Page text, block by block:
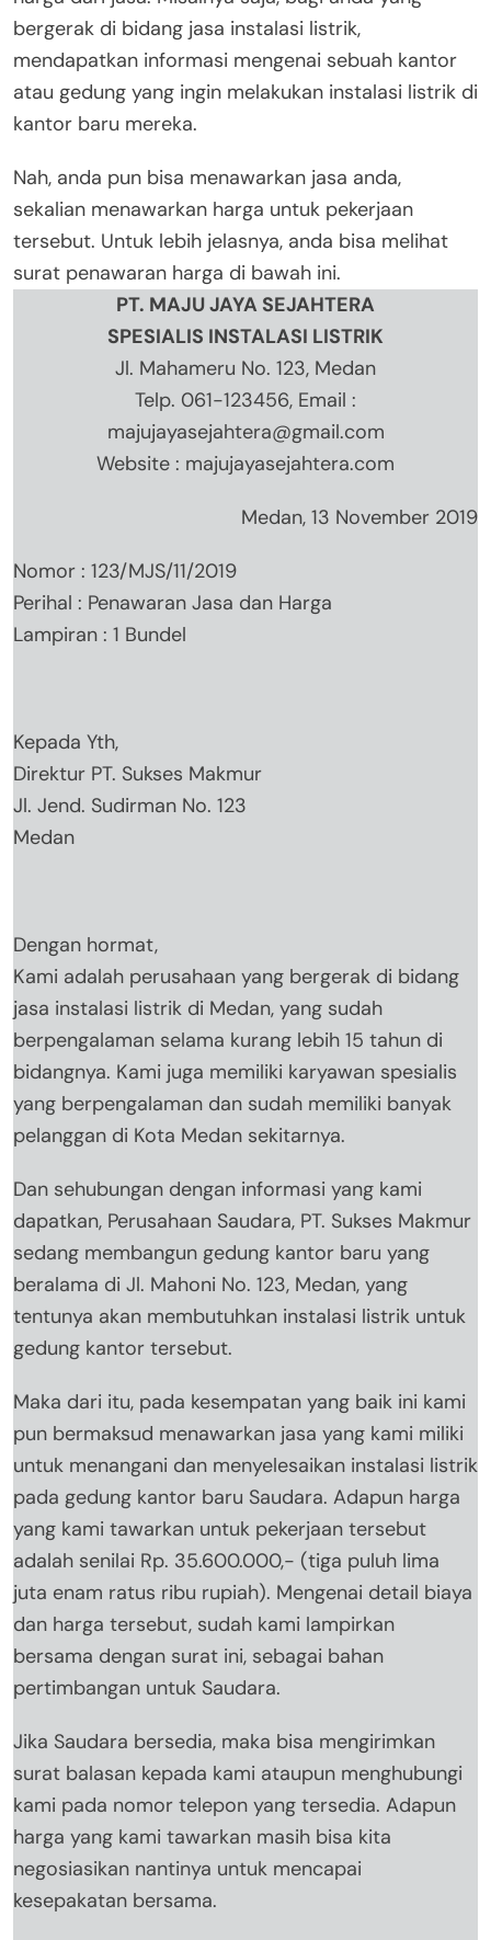
bergerak di bidang jasa instalasi listrik,
mendapatkan informasi mengenai sebuah kantor
atau gedung yang ingin melakukan instalasi listrik di
kantor baru mereka.
Nah, anda pun bisa menawarkan jasa anda,
sekalian menawarkan harga untuk pekerjaan
tersebut. Untuk lebih jelasnya, anda bisa melihat
surat penawaran harga di bawah ini.
PT. MAJU JAYA SEJAHTERA
SPESIALIS INSTALASI LISTRIK
Jl. Mahameru No. 123, Medan
Telp. 061-123456, Email :
majujayasejahtera@gmail.com
Website : majujayasejahtera.com
Medan, 13 November 2019
Nomor : 123/MJS/11/2019
Perihal : Penawaran Jasa dan Harga
Lampiran : 1 Bundel
Kepada Yth,
Direktur PT. Sukses Makmur
Jl. Jend. Sudirman No. 123
Medan
Dengan hormat,
Kami adalah perusahaan yang bergerak di bidang
jasa instalasi listrik di Medan, yang sudah
berpengalaman selama kurang lebih 15 tahun di
bidangnya. Kami juga memiliki karyawan spesialis
yang berpengalaman dan sudah memiliki banyak
pelanggan di Kota Medan sekitarnya.
Dan sehubungan dengan informasi yang kami
dapatkan, Perusahaan Saudara, PT. Sukses Makmur
sedang membangun gedung kantor baru yang
beralama di Jl. Mahoni No. 123, Medan, yang
tentunya akan membutuhkan instalasi listrik untuk
gedung kantor tersebut.
Maka dari itu, pada kesempatan yang baik ini kami
pun bermaksud menawarkan jasa yang kami miliki
untuk menangani dan menyelesaikan instalasi listrik
pada gedung kantor baru Saudara. Adapun harga
yang kami tawarkan untuk pekerjaan tersebut
adalah senilai Rp. 35.600.000,- (tiga puluh lima
juta enam ratus ribu rupiah). Mengenai detail biaya
dan harga tersebut, sudah kami lampirkan
bersama dengan surat ini, sebagai bahan
pertimbangan untuk Saudara.
Jika Saudara bersedia, maka bisa mengirimkan
surat balasan kepada kami ataupun menghubungi
kami pada nomor telepon yang tersedia. Adapun
harga yang kami tawarkan masih bisa kita
negosiasikan nantinya untuk mencapai
kesepakatan bersama.